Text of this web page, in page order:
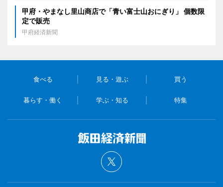
甲府・やまなし里山商店で「青い富士山おにぎり」 個数限
定で販売
甲府経済新聞
食べる 見る・遊ぶ 買う
暮らす・働く 学ぶ・知る 特集